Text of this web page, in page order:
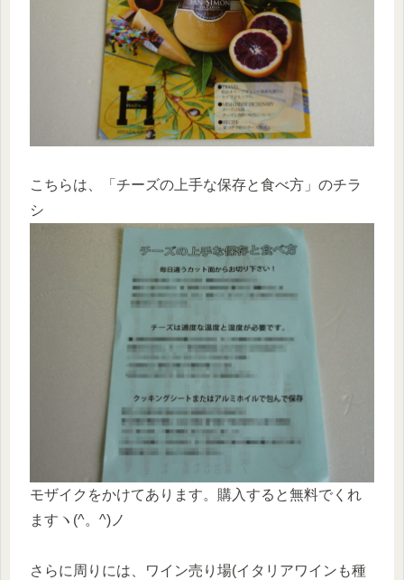
こちらは、「チーズの上手な保存と食べ方」のチラ
シ
モザイクをかけてあります。購入すると無料でくれ
ますヽ(^。^)ノ
さらに周りには、ワイン売り場(イタリアワインも種